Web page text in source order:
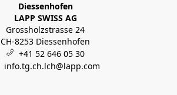
Diessenhofen
LAPP SWISS AG
Grossholzstrasse 24
CH-8253 Diessenhofen
+41 52 646 05 30
info.tg.ch.lch@lapp.com